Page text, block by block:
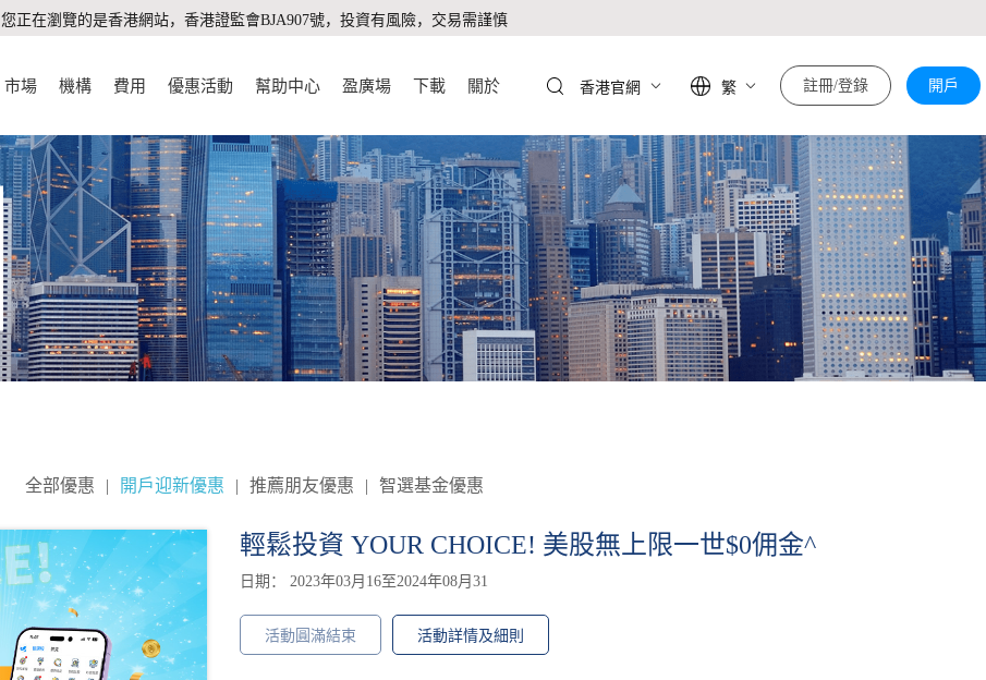
您正在瀏覽的是香港網站，香港證監會BJA907號，投資有風險，交易需謹慎
市場 機構 費用 優惠活動 幫助中心 盈廣場 下載 關於 香港官網 繁 註冊/登錄 開戶
全部優惠 | 開戶迎新優惠 | 推薦朋友優惠 | 智選基金優惠
輕鬆投資 YOUR CHOICE! 美股無上限一世$0佣金^
日期： 2023年03月16至2024年08月31
活動圓滿結束 活動詳情及細則